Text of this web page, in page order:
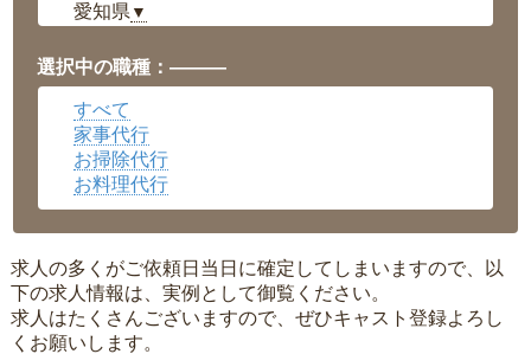
愛知県 ▼
岡山県▼
広島県▼
沖縄県
選択中の職種：———
すべて
家事代行
お掃除代行
お料理代行
求人の多くがご依頼日当日に確定してしまいますので、以
下の求人情報は、実例として御覧ください。
求人はたくさんございますので、ぜひキャスト登録よろし
くお願いします。